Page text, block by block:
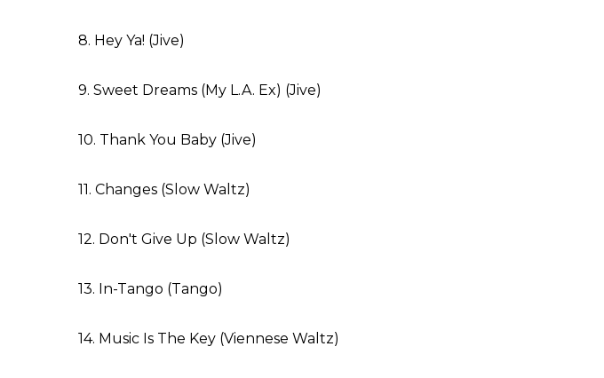
8. Hey Ya! (Jive)
9. Sweet Dreams (My L.A. Ex) (Jive)
10. Thank You Baby (Jive)
11. Changes (Slow Waltz)
12. Don't Give Up (Slow Waltz)
13. In-Tango (Tango)
14. Music Is The Key (Viennese Waltz)